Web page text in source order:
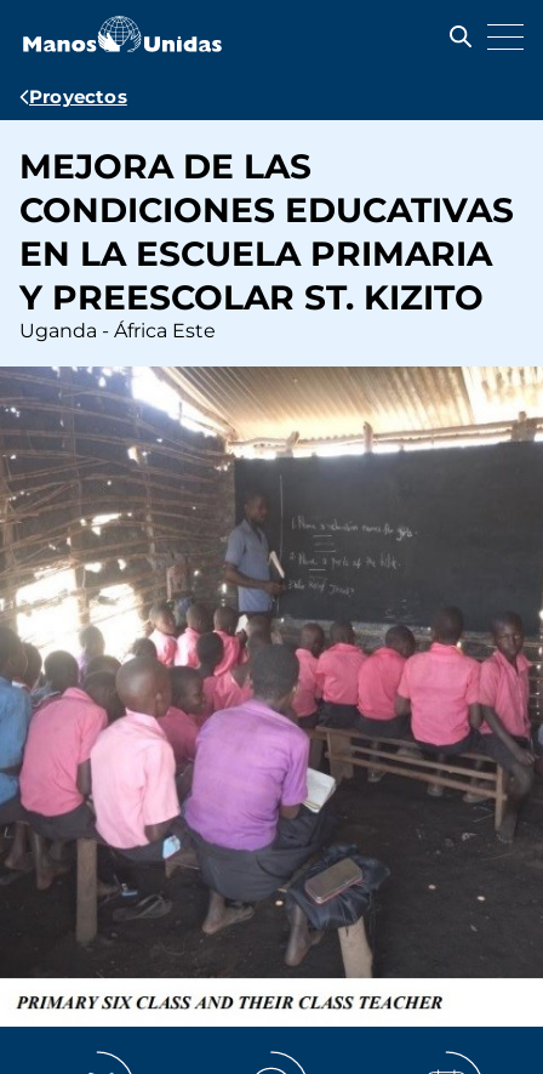
contenido
Ruta
navegación
Proyectos
MEJORA DE LAS
CONDICIONES EDUCATIVAS
EN LA ESCUELA PRIMARIA
Y PREESCOLAR ST. KIZITO
Uganda - África Este